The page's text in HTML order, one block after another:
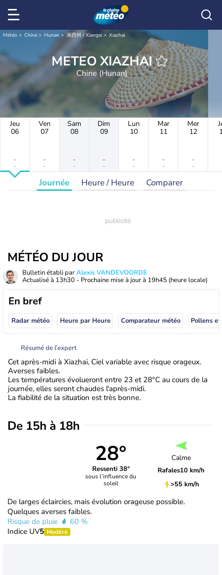
Météo Chine Hunan 湘西州 / Xiangxi Xiazhai
METEO XIAZHAI
Chine (Hunan)
Jeu
06
-
-
Ven
07
-
-
Sam
08
-
-
Dim
09
-
-
Lun
10
-
-
Mar
11
-
-
Mer
12
-
-
Journée Heure / Heure Comparer
MÉTÉO DU JOUR
Bulletin établi parAlexis VANDEVOORDE
Actualisé à 13h30 - Prochaine mise à jour à 19h45 (heure locale)
En bref
Radar météo Heure par Heure Comparateur météo Pollens
Résumé de l’expert
Cet après-midi à Xiazhai, Ciel variable avec risque orageux.
Averses faibles.
Les températures évolueront entre 23 et 28°C au cours de la
journée, elles seront chaudes l'après-midi.
La fiabilité de la situation est très bonne.
De 15h à 18h
28°
Ressenti 38°
sous l’influence du
soleil
Calme
Rafales10 km/h
>55 km/h
De larges éclaircies, mais évolution orageuse possible.
Quelques averses faibles.
Risque de pluie
60 %
Indice UV5 Modéré